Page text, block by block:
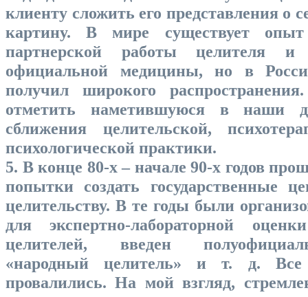
клиенту сложить его представления о
картину. В мире существует опыт
партнерской работы целителя и
официальной медицины, но в
получил широкого
отметить наметившуюся в наши
сближения целительской,
психологической практики.
5. В конце 80-х – начале 90-х годов
попытки создать государственные
целительству. В те годы были
для экспертно-лабораторной
целителей, введен
«народный целитель» и т. д.
провалились. На мой взгляд,